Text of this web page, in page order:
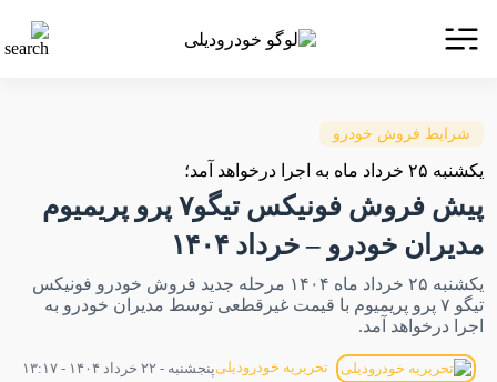
شرایط فروش خودرو
یکشنبه ۲۵ خرداد ماه به اجرا درخواهد آمد؛
پیش فروش فونیکس تیگو۷ پرو پریمیوم
مدیران خودرو – خرداد ۱۴۰۴
یکشنبه ۲۵ خرداد ماه ۱۴۰۴ مرحله جدید فروش خودرو فونیکس
تیگو ۷ پرو پریمیوم با قیمت غیرقطعی توسط مدیران خودرو به
اجرا درخواهد آمد.
تحریریه خودرودیلیپنجشنبه - ۲۲ خرداد ۱۴۰۴ - ۱۳:۱۷